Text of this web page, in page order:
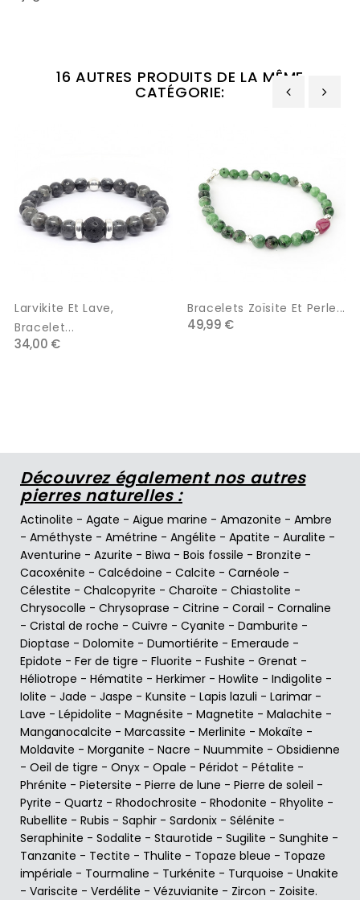
16 AUTRES PRODUITS DE LA MÊME
CATÉGORIE:
Larvikite Et Lave,
Bracelet...
34,00 €
Bracelets Zoïsite Et Perle...
49,99 €
Découvrez également nos autres
pierres naturelles :
Actinolite - Agate - Aigue marine - Amazonite - Ambre
- Améthyste - Amétrine - Angélite - Apatite - Auralite -
Aventurine - Azurite - Biwa - Bois fossile - Bronzite -
Cacoxénite - Calcédoine - Calcite - Carnéole -
Célestite - Chalcopyrite - Charoïte - Chiastolite -
Chrysocolle - Chrysoprase - Citrine - Corail - Cornaline
- Cristal de roche - Cuivre - Cyanite - Damburite -
Dioptase - Dolomite - Dumortiérite - Emeraude -
Epidote - Fer de tigre - Fluorite - Fushite - Grenat -
Héliotrope - Hématite - Herkimer - Howlite - Indigolite -
Iolite - Jade - Jaspe - Kunsite - Lapis lazuli - Larimar -
Lave - Lépidolite - Magnésite - Magnetite - Malachite -
Manganocalcite - Marcassite - Merlinite - Mokaïte -
Moldavite - Morganite - Nacre - Nuummite - Obsidienne
- Oeil de tigre - Onyx - Opale - Péridot - Pétalite -
Phrénite - Pietersite - Pierre de lune - Pierre de soleil -
Pyrite - Quartz - Rhodochrosite - Rhodonite - Rhyolite -
Rubellite - Rubis - Saphir - Sardonix - Sélénite -
Seraphinite - Sodalite - Staurotide - Sugilite - Sunghite -
Tanzanite - Tectite - Thulite - Topaze bleue - Topaze
impériale - Tourmaline - Turkénite - Turquoise - Unakite
- Variscite - Verdélite - Vézuvianite - Zircon - Zoisite.